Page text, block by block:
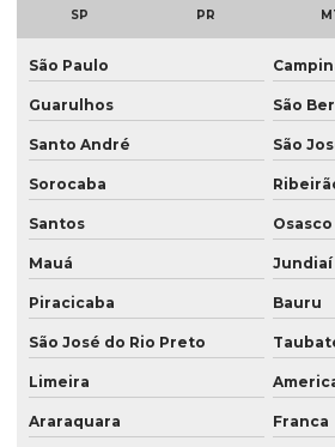
Georreferenciamento topografia
Laudo ambiental empresa
Laudo de passivo ambiental
Laudos ambientais
Laudos técnicos ambientais
Levantamento georreferenciado
Levantamento topográfico
Mapeamento com drones
SP PR
São Paulo
Guarulhos São
Santo André São
Sorocaba
Santos Osasco
Mauá Jundiaí
Piracicaba Bauru
São José do Rio Preto
Limeira
Araraquara Franca